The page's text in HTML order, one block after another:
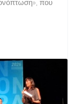
που